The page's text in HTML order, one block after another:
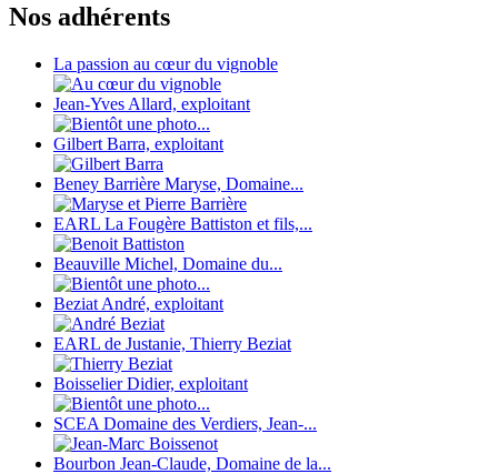
Nos adhérents
La passion au cœur du vignoble
Jean-Yves Allard, exploitant
Gilbert Barra, exploitant
Beney Barrière Maryse, Domaine...
EARL La Fougère Battiston et fils,...
Beauville Michel, Domaine du...
Beziat André, exploitant
EARL de Justanie, Thierry Beziat
Boisselier Didier, exploitant
SCEA Domaine des Verdiers, Jean-...
Bourbon Jean-Claude, Domaine de la...